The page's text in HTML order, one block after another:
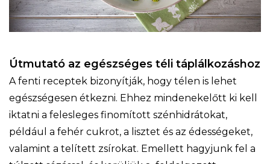
Útmutató az egészséges téli táplálkozáshoz
A fenti receptek bizonyítják, hogy télen is lehet
egészségesen étkezni. Ehhez mindenekelőtt ki kell
iktatni a felesleges finomított szénhidrátokat,
például a fehér cukrot, a lisztet és az édességeket,
valamint a telített zsírokat. Emellett hagyjunk fel a